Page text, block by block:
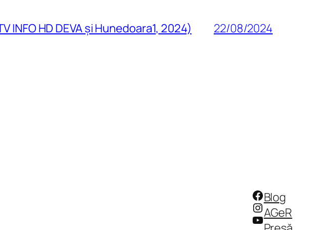
HD DEVA și Hunedoara1, 2024) 22/08/2024
Facebook
Instagram
YouTube
Blog
AGeR